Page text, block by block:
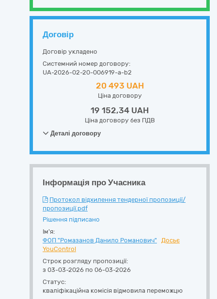
Договір
Договір укладено
Системний номер договору:
UA-2026-02-20-006919-a-b2
20 493 UAH
Ціна договору
19 152,34 UAH
Ціна договору без ПДВ
Деталі договору
Інформація про Учасника
Протокол відхилення тендерної пропозиції/
пропозиції.pdf
Рішення підписано
Ім'я:
ФОП "Ромазанов Данило Романович"
Досьє
YouControl
Строк розгляду пропозиції:
з 03-03-2026 по 06-03-2026
Статус:
кваліфікаційна комісія відмовила переможцю